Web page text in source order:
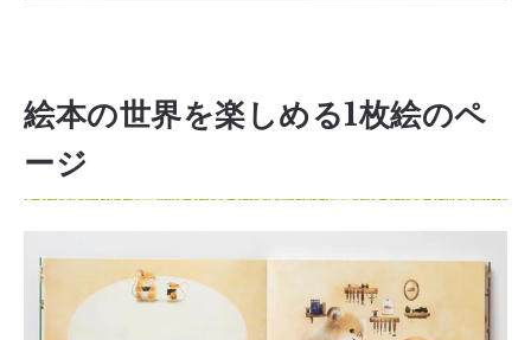
絵本の世界を楽しめる1枚絵のペ
ージ